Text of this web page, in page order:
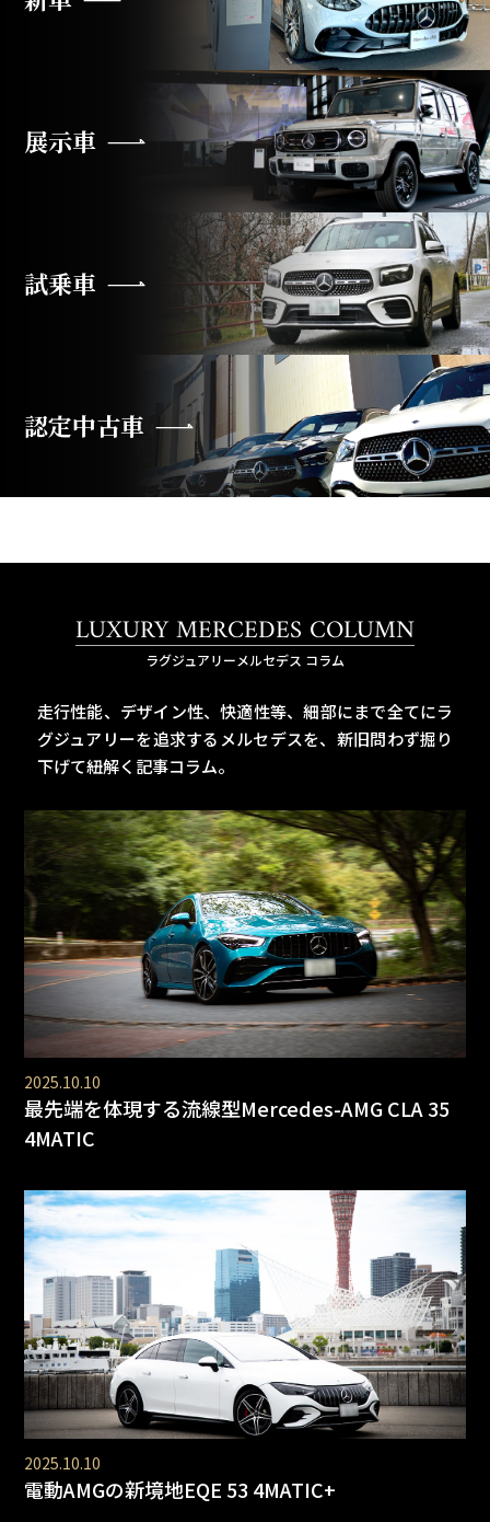
展示車
試乗車
認定中古車
LUXURY MERCEDES COLUMN
ラグジュアリーメルセデス コラム
走行性能、デザイン性、快適性等、細部にまで全てにラ
グジュアリーを追求するメルセデスを、 新旧問わず掘り
下げて紐解く記事コラム。
2025.10.10
最先端を体現する流線型Mercedes-AMG CLA 35
4MATIC
2025.10.10
電動AMGの新境地EQE 53 4MATIC+